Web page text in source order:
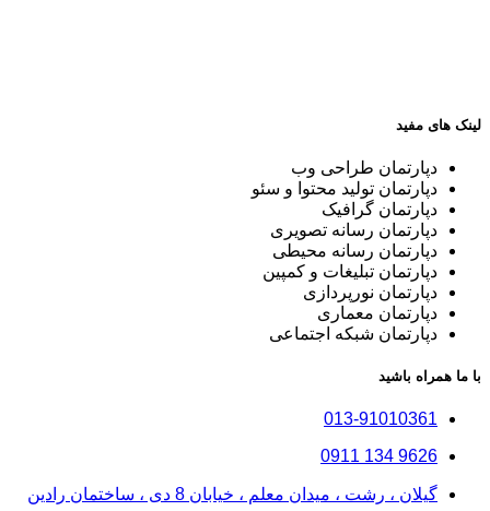
لینک های مفید
دپارتمان طراحی وب
دپارتمان تولید محتوا و سئو
دپارتمان گرافیک
دپارتمان رسانه تصویری
دپارتمان رسانه محیطی
دپارتمان تبلیغات و کمپین
دپارتمان نورپردازی
دپارتمان معماری
دپارتمان شبکه اجتماعی
با ما همراه باشید
013-91010361
9626 134 0911
گیلان ، رشت ، میدان معلم ، خیابان 8 دی ، ساختمان رادین